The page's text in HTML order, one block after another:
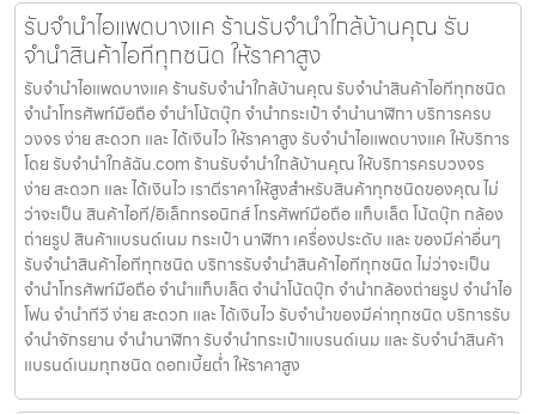
รับจำนำไอแพดบางแค ร้านรับจำนำใกล้บ้านคุณ รับ
จำนำสินค้าไอทีทุกชนิด ให้ราคาสูง
รับจำนำไอแพดบางแค ร้านรับจำนำใกล้บ้านคุณ รับจำนำสินค้าไอทีทุกชนิด
จำนำโทรศัพท์มือถือ จำนำโน้ตบุ๊ก จำนำกระเป๋า จำนำนาฬิกา บริการครบ
วงจร ง่าย สะดวก และ ได้เงินไว ให้ราคาสูง รับจำนำไอแพดบางแค ให้บริการ
โดย รับจํานําใกล้ฉัน.com ร้านรับจำนำใกล้บ้านคุณ ให้บริการครบวงจร
ง่าย สะดวก และ ได้เงินไว เราตีราคาให้สูงสำหรับสินค้าทุกชนิดของคุณ ไม่
ว่าจะเป็น สินค้าไอที/อิเล็กทรอนิกส์ โทรศัพท์มือถือ แท็บเล็ต โน้ตบุ๊ก กล้อง
ถ่ายรูป สินค้าแบรนด์เนม กระเป๋า นาฬิกา เครื่องประดับ และ ของมีค่าอื่นๆ
รับจำนำสินค้าไอทีทุกชนิด บริการรับจำนำสินค้าไอทีทุกชนิด ไม่ว่าจะเป็น
จำนำโทรศัพท์มือถือ จำนำแท็บเล็ต จำนำโน้ตบุ๊ก จำนำกล้องถ่ายรูป จำนำไอ
โฟน จำนำทีวี ง่าย สะดวก และ ได้เงินไว รับจำนำของมีค่าทุกชนิด บริการรับ
จำนำจักรยาน จำนำนาฬิกา รับจำนำกระเป๋าแบรนด์เนม และ รับจำนำสินค้า
แบรนด์เนมทุกชนิด ดอกเบี้ยต่ำ ให้ราคาสูง